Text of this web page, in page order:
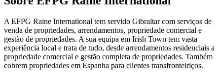
A EFPG Raine International tem servido Gibraltar com serviços de
venda de propriedades, arrendamentos, propriedade comercial e
gestão de propriedades. A sua equipa em Irish Town tem vasta
experiência local e trata de tudo, desde arrendamentos residenciais a
propriedade comercial e gestão completa de propriedades. Também
cobrem propriedades em Espanha para clientes transfronteiriços.